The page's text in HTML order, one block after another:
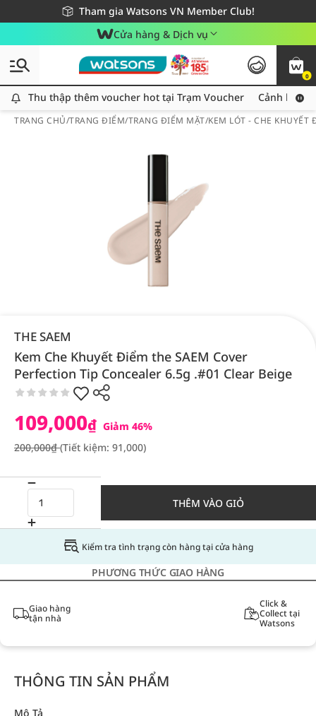
Tham gia Watsons VN Member Club!
Miễn phí giao hàng cho đơn hàng từ 249,000Đ
Giao hàng nhanh 24h - Áp dụng khu vực TP. Hồ Chí Minh
Cửa hàng & Dịch vụ
0
Thu thập thêm voucher hot tại Trạm Voucher
Thu thập thêm voucher hot tại Trạm Voucher Cảnh báo
TRANG CHỦ/TRANG ĐIỂM/TRANG ĐIỂM MẶT/KEM LÓT - CHE KHUYẾT
THE SAEM
Kem Che Khuyết Điểm the SAEM Cover
Perfection Tip Concealer 6.5g .#01 Clear Beige
109,000₫ Giảm 46%
200,000₫(Tiết kiệm: 91,000)
THÊM VÀO GIỎ
Kiểm tra tình trạng còn hàng tại cửa hàng
PHƯƠNG THỨC GIAO HÀNG
Giao hàng
tận nhà
Click &
Collect tại
Watsons
THÔNG TIN SẢN PHẨM
Mô Tả